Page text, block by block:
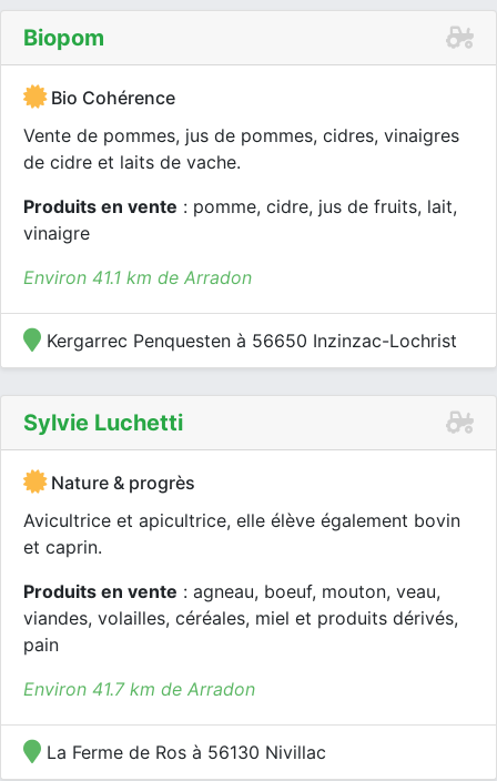
Biopom
Bio Cohérence
Vente de pommes, jus de pommes, cidres, vinaigres
de cidre et laits de vache.
Produits en vente : pomme, cidre, jus de fruits, lait,
vinaigre
Environ 41.1 km de Arradon
Kergarrec Penquesten à 56650 Inzinzac-Lochrist
Sylvie Luchetti
Nature & progrès
Avicultrice et apicultrice, elle élève également bovin
et caprin.
Produits en vente : agneau, boeuf, mouton, veau,
viandes, volailles, céréales, miel et produits dérivés,
pain
Environ 41.7 km de Arradon
La Ferme de Ros à 56130 Nivillac